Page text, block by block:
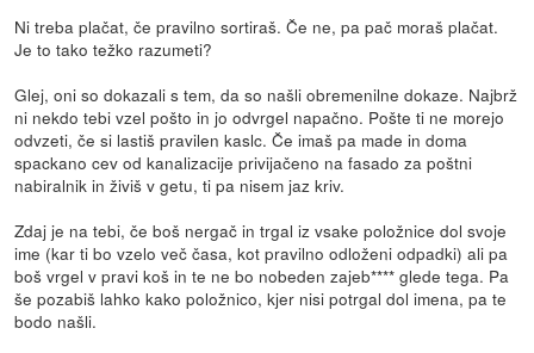
Ni treba plačat, če pravilno sortiraš. Če ne, pa pač moraš plačat.
Je to tako težko razumeti?
Glej, oni so dokazali s tem, da so našli obremenilne dokaze. Najbrž
ni nekdo tebi vzel pošto in jo odvrgel napačno. Pošte ti ne morejo
odvzeti, če si lastiš pravilen kaslc. Če imaš pa made in doma
spackano cev od kanalizacije privijačeno na fasado za poštni
nabiralnik in živiš v getu, ti pa nisem jaz kriv.
Zdaj je na tebi, če boš nergač in trgal iz vsake položnice dol svoje
ime (kar ti bo vzelo več časa, kot pravilno odloženi odpadki) ali pa
boš vrgel v pravi koš in te ne bo nobeden zajeb**** glede tega. Pa
še pozabiš lahko kako položnico, kjer nisi potrgal dol imena, pa te
bodo našli.